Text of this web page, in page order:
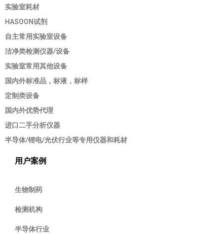
实验室耗材
HASOON试剂
自主常用实验室设备
洁净类检测仪器/设备
实验室常用其他设备
国内外标准品，标液，标样
定制类设备
国内外优势代理
进口二手分析仪器
半导体/锂电/光伏行业等专用仪器和耗材
用户案例
生物制药
检测机构
半导体行业